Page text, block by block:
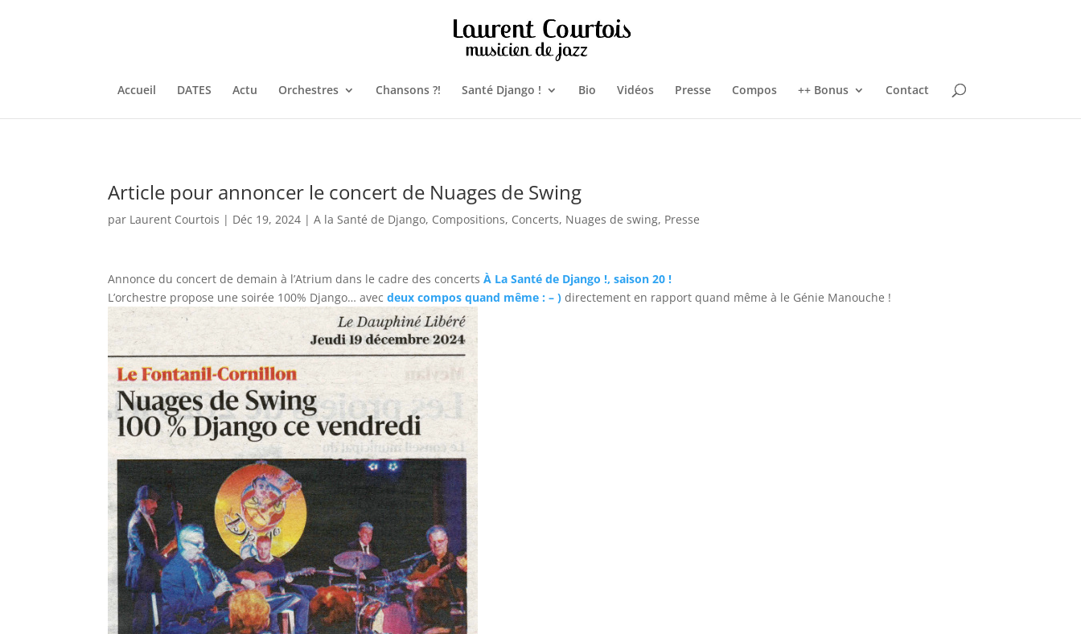
Accueil DATES Actu Orchestres Chansons ?! Santé Django ! Bio Vidéos Presse Compos ++ Bonus Contact
Article pour annoncer le concert de Nuages de Swing
par Laurent Courtois | Déc 19, 2024 |A la Santé de Django, Compositions, Concerts, Nuages de swing, Presse
Annonce du concert de demain à l’Atrium dans le cadre des concertsÀ La Santé de Django !, saison 20 !
L’orchestre propose une soirée 100% Django… avecdeux compos quand même : – ) directement en rapport quand même à le Génie Manouche !